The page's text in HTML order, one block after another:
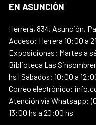
EN ASUNCIÓN
Herrera, 834, Asunción,
Acceso: Herrera 10:00 a
Exposiciones: Martes a
Biblioteca Las
hs | Sábados: 10:00 a
Correo electrónico:
Atención vía Whatsapp:
13:00 hs a 20:00 hs